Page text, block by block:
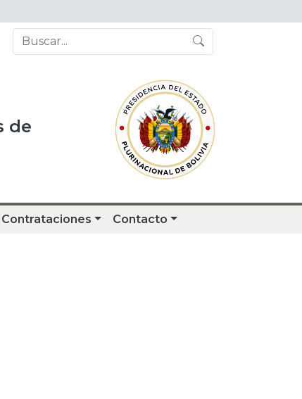
de
Contrataciones Contacto